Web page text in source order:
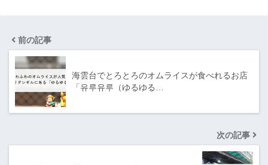
前の記事
海雲台でとろとろのオムライスが食べれるお店
「유루유루（ゆるゆる…
次の記事